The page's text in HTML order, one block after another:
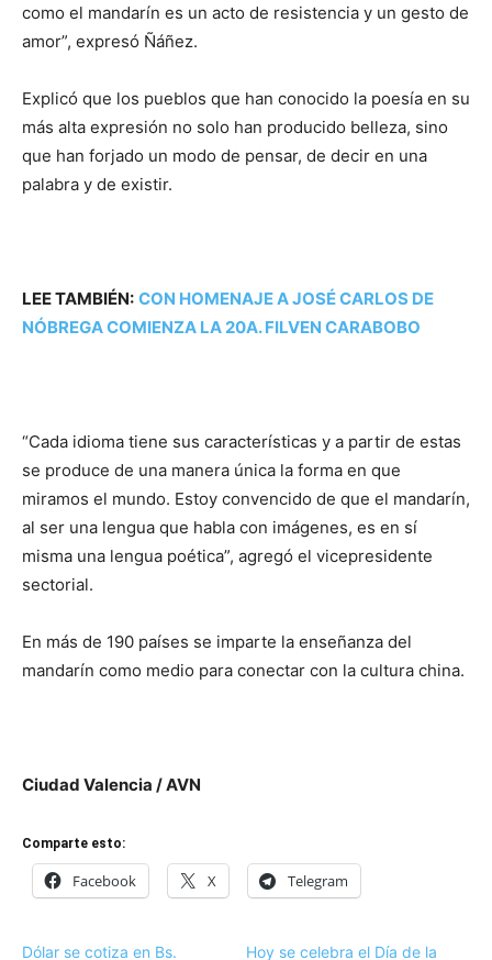
como el mandarín es un acto de resistencia y un gesto de
amor”, expresó Ñáñez.
Explicó que los pueblos que han conocido la poesía en su
más alta expresión no solo han producido belleza, sino
que han forjado un modo de pensar, de decir en una
palabra y de existir.
LEE TAMBIÉN: CON HOMENAJE A JOSÉ CARLOS DE
NÓBREGA COMIENZA LA 20A. FILVEN CARABOBO
“Cada idioma tiene sus características y a partir de estas
se produce de una manera única la forma en que
miramos el mundo. Estoy convencido de que el mandarín,
al ser una lengua que habla con imágenes, es en sí
misma una lengua poética”, agregó el vicepresidente
sectorial.
En más de 190 países se imparte la enseñanza del
mandarín como medio para conectar con la cultura china.
Ciudad Valencia / AVN
Comparte esto:
Facebook X Telegram
Dólar se cotiza en Bs. Hoy se celebra el Día de la